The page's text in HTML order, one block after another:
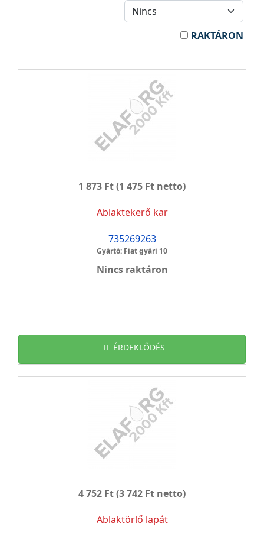
RAKTÁRON
1 873 Ft(1 475 Ft netto)
Ablaktekerő kar
735269263
Gyártó: Fiat gyári 10
Nincs raktáron
ÉRDEKLŐDÉS
4 752 Ft(3 742 Ft netto)
Ablaktörlő lapát